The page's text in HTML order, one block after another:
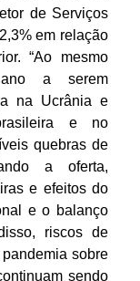
de Serviços
em relação
“Ao mesmo
a serem
na Ucrânia e
e no
quebras de
a oferta,
e efeitos do
e o balanço
riscos de
sobre
sendo